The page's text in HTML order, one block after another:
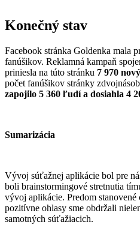
Konečný stav
Facebook stránka Goldenka mala
fanúšikov. Reklamná kampaň
priniesla na túto stránku 7 970
počet fanúšikov stránky
zapojilo 5 360 ľudí a dosiahla 4
Sumarizácia
Vývoj súťažnej aplikácie bol pre
boli brainstormingové stretnutia
vývoj aplikácie. Predom stanovené
pozitívne ohlasy sme obdržali
samotných súťažiacich.